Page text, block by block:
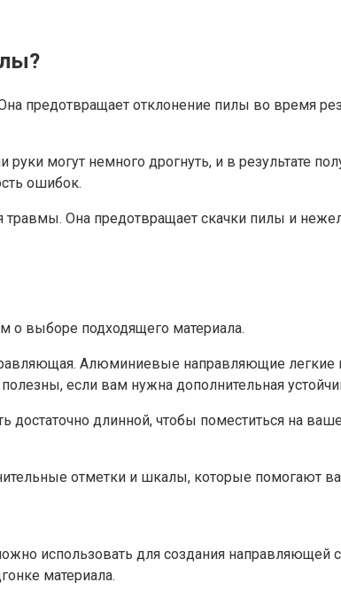
предотвращает отклонение пилы во время
могут немного дрогнуть, и в результате
ошибок.
Она предотвращает скачки пилы и
о выборе подходящего материала.
Алюминиевые направляющие
если вам нужна дополнительная
длинной, чтобы поместиться на
отметки и шкалы, которые помогают
использовать для создания направляющей
материала.